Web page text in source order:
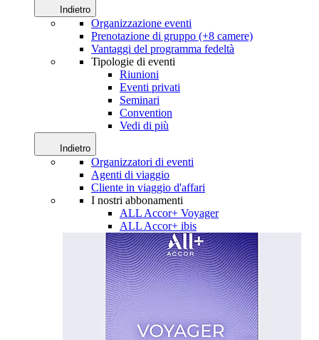
Indietro
Organizzazione eventi
Prenotazione di gruppo (+8 camere)
Vantaggi del programma fedeltà
Tipologie di eventi
Riunioni
Eventi privati
Seminari
Convention
Vedi di più
Indietro
Organizzatori di eventi
Agenti di viaggio
Cliente in viaggio d'affari
I nostri abbonamenti
ALL Accor+ Voyager
ALL Accor+ ibis